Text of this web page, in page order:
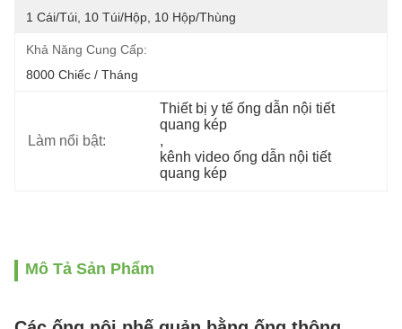
1 Cái/túi, 10 Túi/hộp, 10 Hộp/thùng
Khả Năng Cung Cấp:
8000 Chiếc / Tháng
Làm nổi bật:
Thiết bị y tế ống dẫn nội tiết
quang kép
,
kênh video ống dẫn nội tiết
quang kép
Mô Tả Sản Phẩm